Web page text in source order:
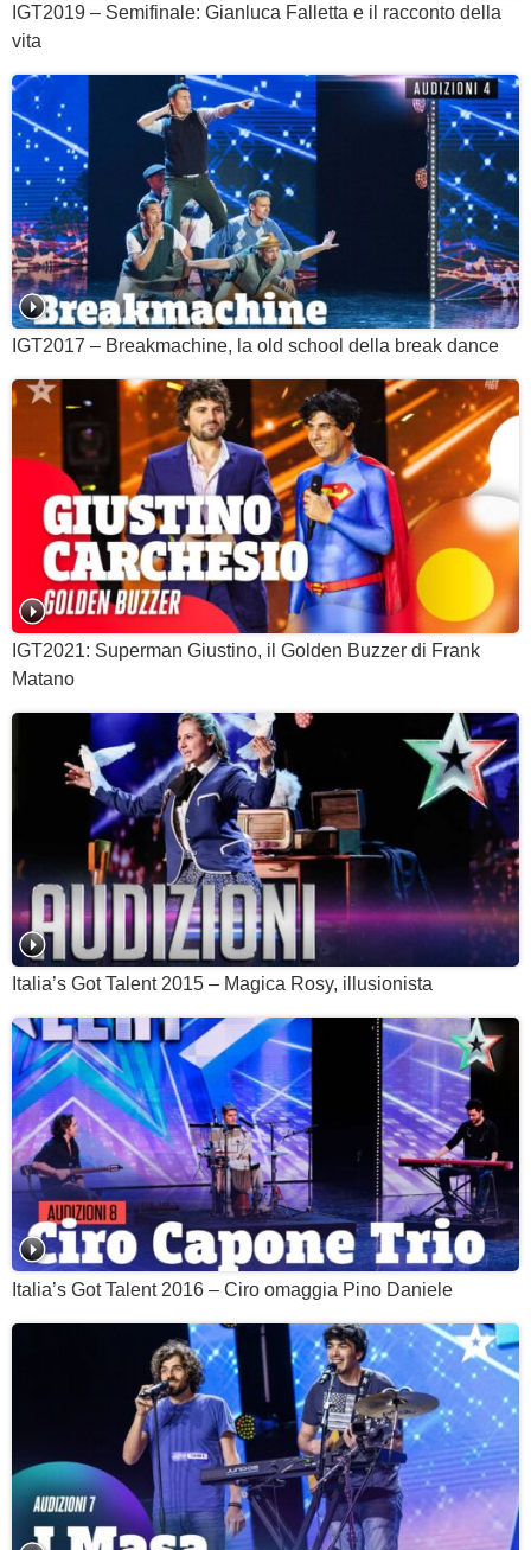
IGT2019 – Semifinale: Gianluca Falletta e il racconto della
vita
IGT2017 – Breakmachine, la old school della break dance
IGT2021: Superman Giustino, il Golden Buzzer di Frank
Matano
Italia’s Got Talent 2015 – Magica Rosy, illusionista
Italia’s Got Talent 2016 – Ciro omaggia Pino Daniele